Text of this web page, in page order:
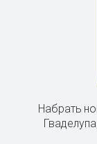
Набрать